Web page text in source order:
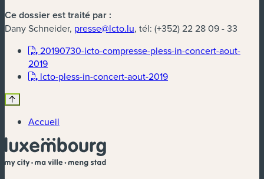
Ce dossier est traité par :
Dany Schneider, presse@lcto.lu, tél: (+352) 22 28 09 - 33
20190730-lcto-compresse-pless-in-concert-aout-
2019(nouvelle fenêtre)
lcto-pless-in-concert-aout-2019(nouvelle fenêtre)
Accueil